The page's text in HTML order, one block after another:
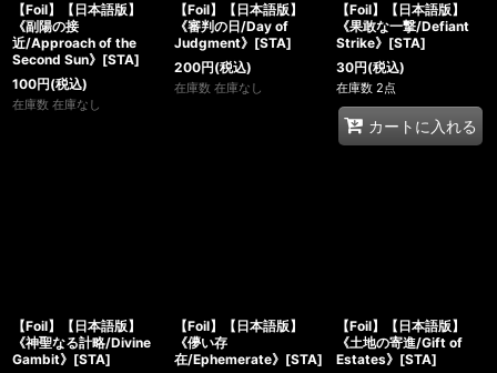
【Foil】【日本語版】
《副陽の接
近/Approach of the
Second Sun》[STA]
100円(税込)
在庫数 在庫なし
【Foil】【日本語版】
《審判の日/Day of
Judgment》[STA]
200円(税込)
在庫数 在庫なし
【Foil】【日本語版】
《果敢な一撃/Defiant
Strike》[STA]
30円(税込)
在庫数 2点
カートに入れる
【Foil】【日本語版】
《神聖なる計略/Divine
Gambit》[STA]
【Foil】【日本語版】
《儚い存
在/Ephemerate》[STA]
【Foil】【日本語版】
《土地の寄進/Gift of
Estates》[STA]